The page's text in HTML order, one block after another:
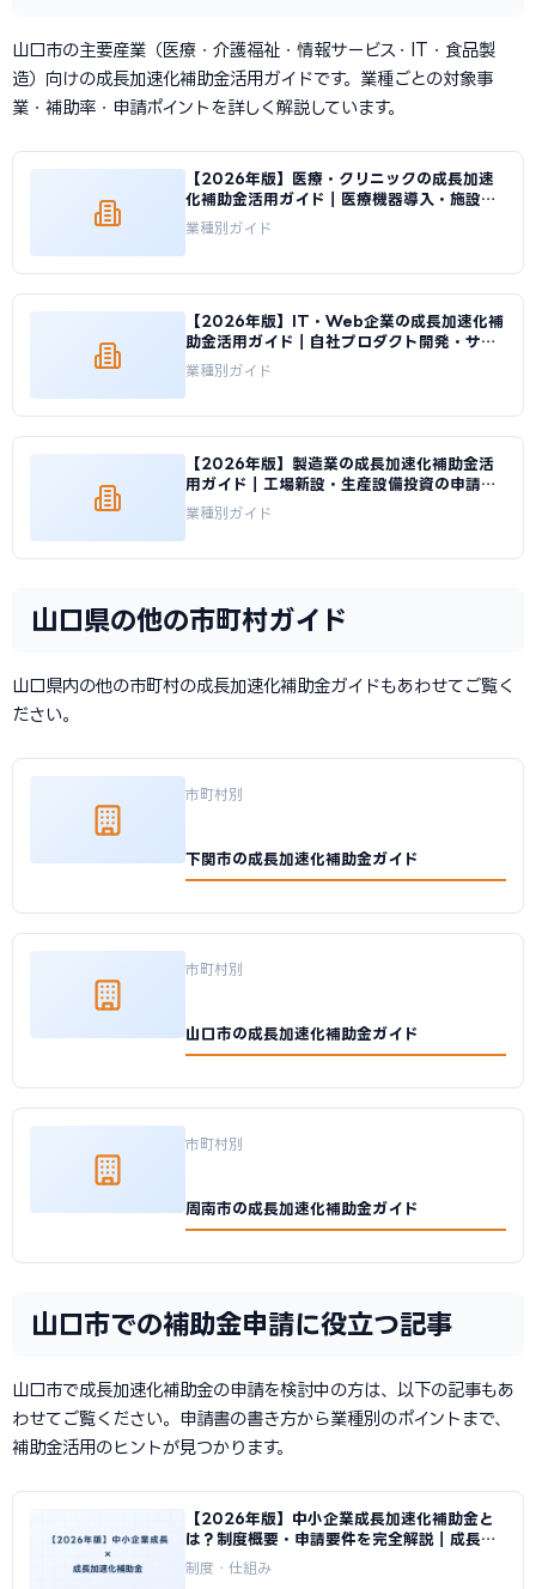
山口市の主要産業（医療・介護福祉・情報サービス・IT・食品製
造）向けの成長加速化補助金活用ガイドです。業種ごとの対象事
業・補助率・申請ポイントを詳しく解説しています。
【2026年版】医療・クリニックの成長加速
化補助金活用ガイド｜医療機器導入・施設整
備の申請方法｜成長加速化補助金ナビ
業種別ガイド
【2026年版】IT・Web企業の成長加速化補
助金活用ガイド｜自社プロダクト開発・サー
バ基盤整備の申請方法｜成長加速化補助金ナ
ビ
業種別ガイド
【2026年版】製造業の成長加速化補助金活
用ガイド｜工場新設・生産設備投資の申請戦
略｜成長加速化補助金ナビ
業種別ガイド
山口県の他の市町村ガイド
山口県内の他の市町村の成長加速化補助金ガイドもあわせてご覧く
ださい。
市町村別
下関市の成長加速化補助金ガイド
市町村別
山口市の成長加速化補助金ガイド
市町村別
周南市の成長加速化補助金ガイド
山口市での補助金申請に役立つ記事
山口市で成長加速化補助金の申請を検討中の方は、以下の記事もあ
わせてご覧ください。申請書の書き方から業種別のポイントまで、
補助金活用のヒントが見つかります。
【2026年版】中小企業成長加速化補助金と
は？制度概要・申請要件を完全解説｜成長加
速化補助金ナビ
制度・仕組み